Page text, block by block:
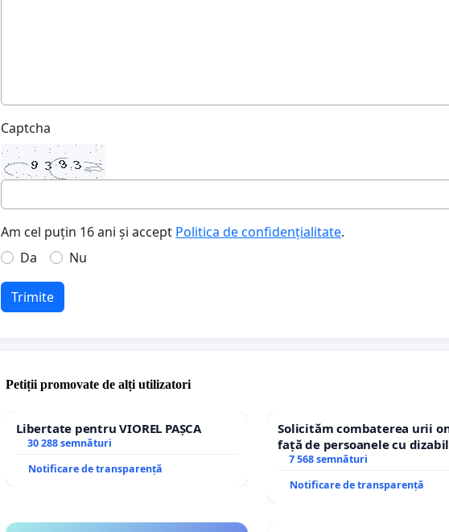
Captcha
Am cel puțin 16 ani și accept Politica de confidențialitate.
Da
Nu
Trimite
Petiții promovate de alți utilizatori
Libertate pentru VIOREL PAȘCA
30 288 semnături
Notificare de transparență
Solicităm combaterea urii
față de persoanele cu
7 568 semnături
Notificare de transparență